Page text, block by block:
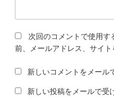
次回のコメントで使用す
前、メールアドレス、サイト
新しいコメントをメール
新しい投稿をメールで受